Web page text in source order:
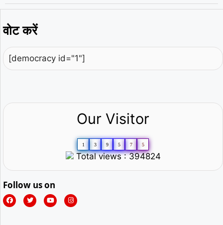
वोट करें
[democracy id="1"]
Our Visitor
1 3 9 5 7 5
Total views : 394824
Follow us on